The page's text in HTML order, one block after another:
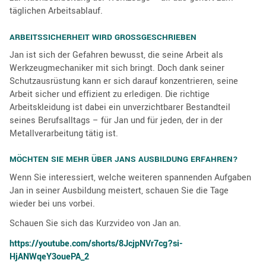
täglichen Arbeitsablauf.
ARBEITSSICHERHEIT WIRD GROSSGESCHRIEBEN
Jan ist sich der Gefahren bewusst, die seine Arbeit als
Werkzeugmechaniker mit sich bringt. Doch dank seiner
Schutzausrüstung kann er sich darauf konzentrieren, seine
Arbeit sicher und effizient zu erledigen. Die richtige
Arbeitskleidung ist dabei ein unverzichtbarer Bestandteil
seines Berufsalltags – für Jan und für jeden, der in der
Metallverarbeitung tätig ist.
MÖCHTEN SIE MEHR ÜBER JANS AUSBILDUNG ERFAHREN?
Wenn Sie interessiert, welche weiteren spannenden Aufgaben
Jan in seiner Ausbildung meistert, schauen Sie die Tage
wieder bei uns vorbei.
Schauen Sie sich das Kurzvideo von Jan an.
https://youtube.com/shorts/8JcjpNVr7cg?si­
HjANWqeY3ouePA_2